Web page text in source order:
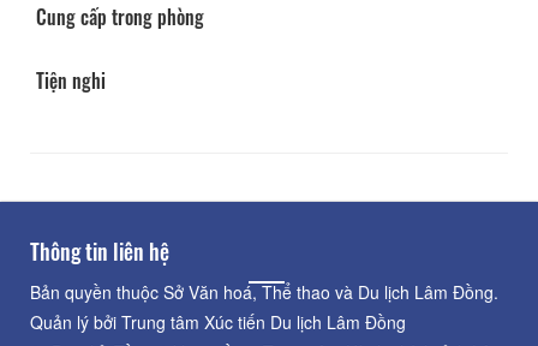
Cung cấp trong phòng
Tiện nghi
Thông tin liên hệ
Bản quyền thuộc Sở Văn hoá, Thể thao và Du lịch Lâm Đồng.
Quản lý bởi Trung tâm Xúc tiến Du lịch Lâm Đồng